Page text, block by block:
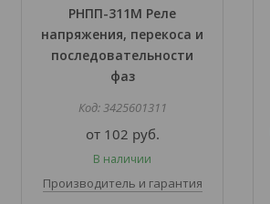
РНПП-311М Реле
напряжения, перекоса и
последовательности
фаз
3425601311
от 102 руб.
В наличии
Производитель и гарантия